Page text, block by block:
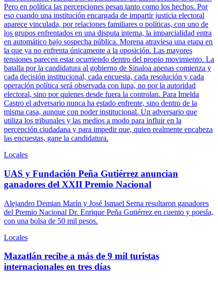
Pero en política las percepciones pesan tanto como los hechos. Por
eso cuando una institución encargada de impartir justicia electoral
aparece vinculada, por relaciones familiares o políticas, con uno de
los grupos enfrentados en una disputa interna, la imparcialidad entra
en automático bajo sospecha pública. Morena atraviesa una etapa en
la que ya no enfrenta únicamente a la oposición. Las mayores
tensiones parecen estar ocurriendo dentro del propio movimiento. La
batalla por la candidatura al gobierno de Sinaloa apenas comienza y
cada decisión institucional, cada encuesta, cada resolución y cada
operación política será observada con lupa, no por la autoridad
electoral, sino por quienes desde fuera la controlan. Para Imelda
Castro el adversario nunca ha estado enfrente, sino dentro de la
misma casa, aunque con poder institucional. Un adversario que
utiliza los tribunales y las medios a modo para influir en la
percepción ciudadana y para impedir que, quien realmente encabeza
las encuestas, gane la candidatura.
Locales
UAS y Fundación Peña Gutiérrez anuncian
ganadores del XXII Premio Nacional
Alejandro Demian Marín y José Ismael Serna resultaron ganadores
del Premio Nacional Dr. Enrique Peña Gutiérrez en cuento y poesía,
con una bolsa de 50 mil pesos.
Locales
Mazatlán recibe a más de 9 mil turistas
internacionales en tres días